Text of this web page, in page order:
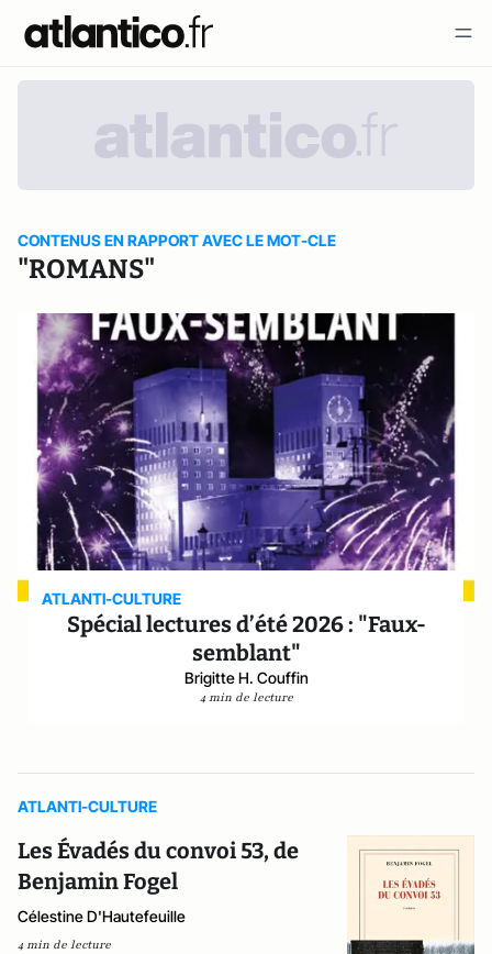
CONTENUS EN RAPPORT AVEC LE MOT-CLE
"ROMANS"
ATLANTI-CULTURE
Spécial lectures d’été 2026 : "Faux-
semblant"
Brigitte H. Couffin
4 min de lecture
ATLANTI-CULTURE
Les Évadés du convoi 53, de
Benjamin Fogel
Célestine D'Hautefeuille
4 min de lecture